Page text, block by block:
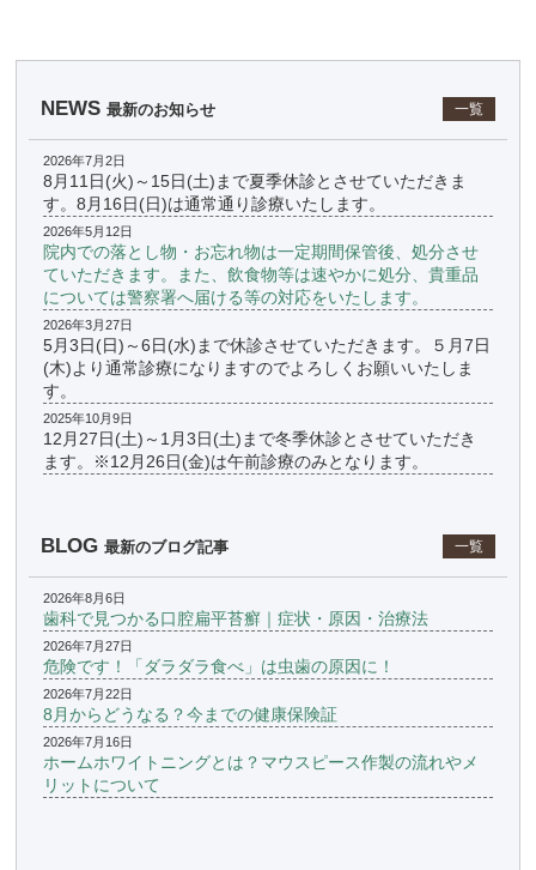
NEWS 最新のお知らせ 一覧
2026年7月2日
8月11日(火)～15日(土)まで夏季休診とさせていただきま
す。8月16日(日)は通常通り診療いたします。
2026年5月12日
院内での落とし物・お忘れ物は一定期間保管後、処分させ
ていただきます。また、飲食物等は速やかに処分、貴重品
については警察署へ届ける等の対応をいたします。
2026年3月27日
5月3日(日)～6日(水)まで休診させていただきます。５月7日
(木)より通常診療になりますのでよろしくお願いいたしま
す。
2025年10月9日
12月27日(土)～1月3日(土)まで冬季休診とさせていただき
ます。※12月26日(金)は午前診療のみとなります。
BLOG 最新のブログ記事 一覧
2026年8月6日
歯科で見つかる口腔扁平苔癬｜症状・原因・治療法
2026年7月27日
危険です！「ダラダラ食べ」は虫歯の原因に！
2026年7月22日
8月からどうなる？今までの健康保険証
2026年7月16日
ホームホワイトニングとは？マウスピース作製の流れやメ
リットについて